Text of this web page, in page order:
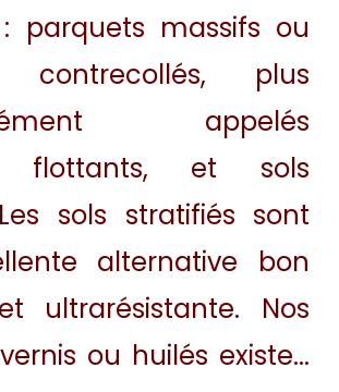
parquets massifs ou
contrecollés, plus
appelés
flottants, et sols
sols stratifiés sont
alternative bon
ultrarésistante. Nos
ou huilés existe...